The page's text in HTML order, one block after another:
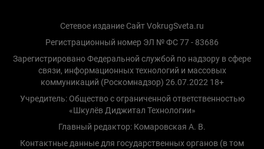
Сетевое издание Сайт VokrugSveta.ru
Регистрационный номер ЭЛ № ФС 77 - 83686
Зарегистрировано Федеральной службой по надзору в сфере
связи, информационных технологий и массовых
коммуникаций (Роскомнадзор) 26.07.2022 18+
Учредитель: Общество с ограниченной ответственностью
«Шкулёв Диджитал Технологии»
Главный редактор: Комаровская А. В.
Контактные данные для государственных органов (в том